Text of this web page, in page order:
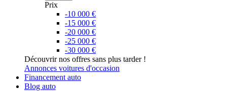
Prix
-10 000 €
-15 000 €
-20 000 €
-25 000 €
-30 000 €
Découvrir nos offres sans plus tarder !
Annonces voitures d'occasion
Financement auto
Blog auto